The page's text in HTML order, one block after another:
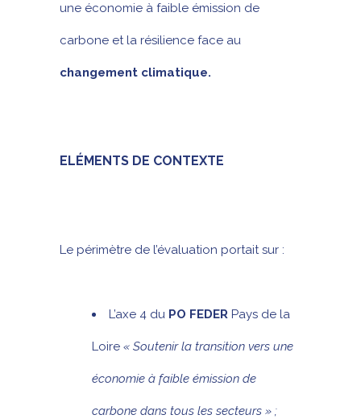
une économie à faible émission de
carbone et la résilience face au
changement climatique.
ELÉMENTS DE CONTEXTE
Le périmètre de l’évaluation portait sur :
L’axe 4 du PO FEDER Pays de la
Loire « Soutenir la transition vers une
économie à faible émission de
carbone dans tous les secteurs » ;